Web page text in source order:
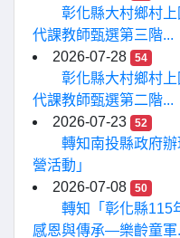
彰化縣大村鄉村
代課教師甄選第三階...
2026-07-28
54
彰化縣大村鄉村
代課教師甄選第二階...
2026-07-23
52
轉知南投縣政府
營活動」
2026-07-08
50
轉知「彰化縣115
感恩與傳承—樂齡童軍